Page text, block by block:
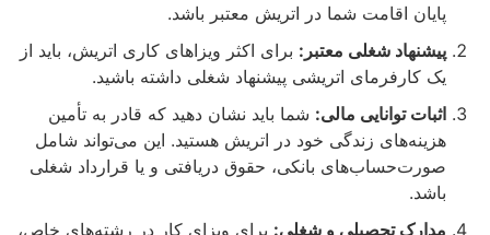
اقامت شما در اتریش معتبر باشد.
شغلی معتبر: برای اکثر ویزاهای کاری اتریش، باید از
کارفرمای اتریشی پیشنهاد شغلی داشته باشید.
توانایی مالی:شما باید نشان دهید که قادر به تأمین
زندگی خود در اتریش هستید. این می‌تواند شامل
بانکی، حقوق دریافتی و یا قرارداد شغلی
تحصیلی و شغلی:برای ویزای کار در رشته‌های خاص،